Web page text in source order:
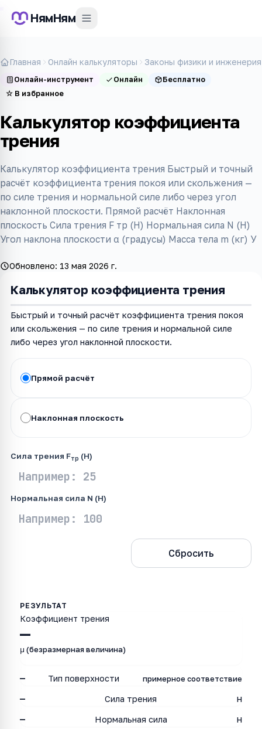
НямНям
Главная Онлайн калькуляторы Законы физики и инженерия
Онлайн-инструмент Онлайн
Бесплатно
☆ В избранное
Калькулятор коэффициента
трения
Калькулятор коэффициента трения Быстрый и точный
расчёт коэффициента трения покоя или скольжения —
по силе трения и нормальной силе либо через угол
наклонной плоскости. Прямой расчёт Наклонная
плоскость Сила трения F тр (Н) Нормальная сила N (Н)
Угол наклона плоскости α (градусы) Масса тела m (кг) У
Обновлено: 13 мая 2026 г.
Калькулятор коэффициента трения
Быстрый и точный расчёт коэффициента трения покоя
или скольжения — по силе трения и нормальной силе
либо через угол наклонной плоскости.
Прямой расчёт
Наклонная плоскость
Сила трения Fтр (Н)
Нормальная сила N (Н)
Сбросить
—
Коэффициент трения
μ (безразмерная величина)
— Тип поверхности примерное соответствие
— Сила трения Н
— Нормальная сила Н